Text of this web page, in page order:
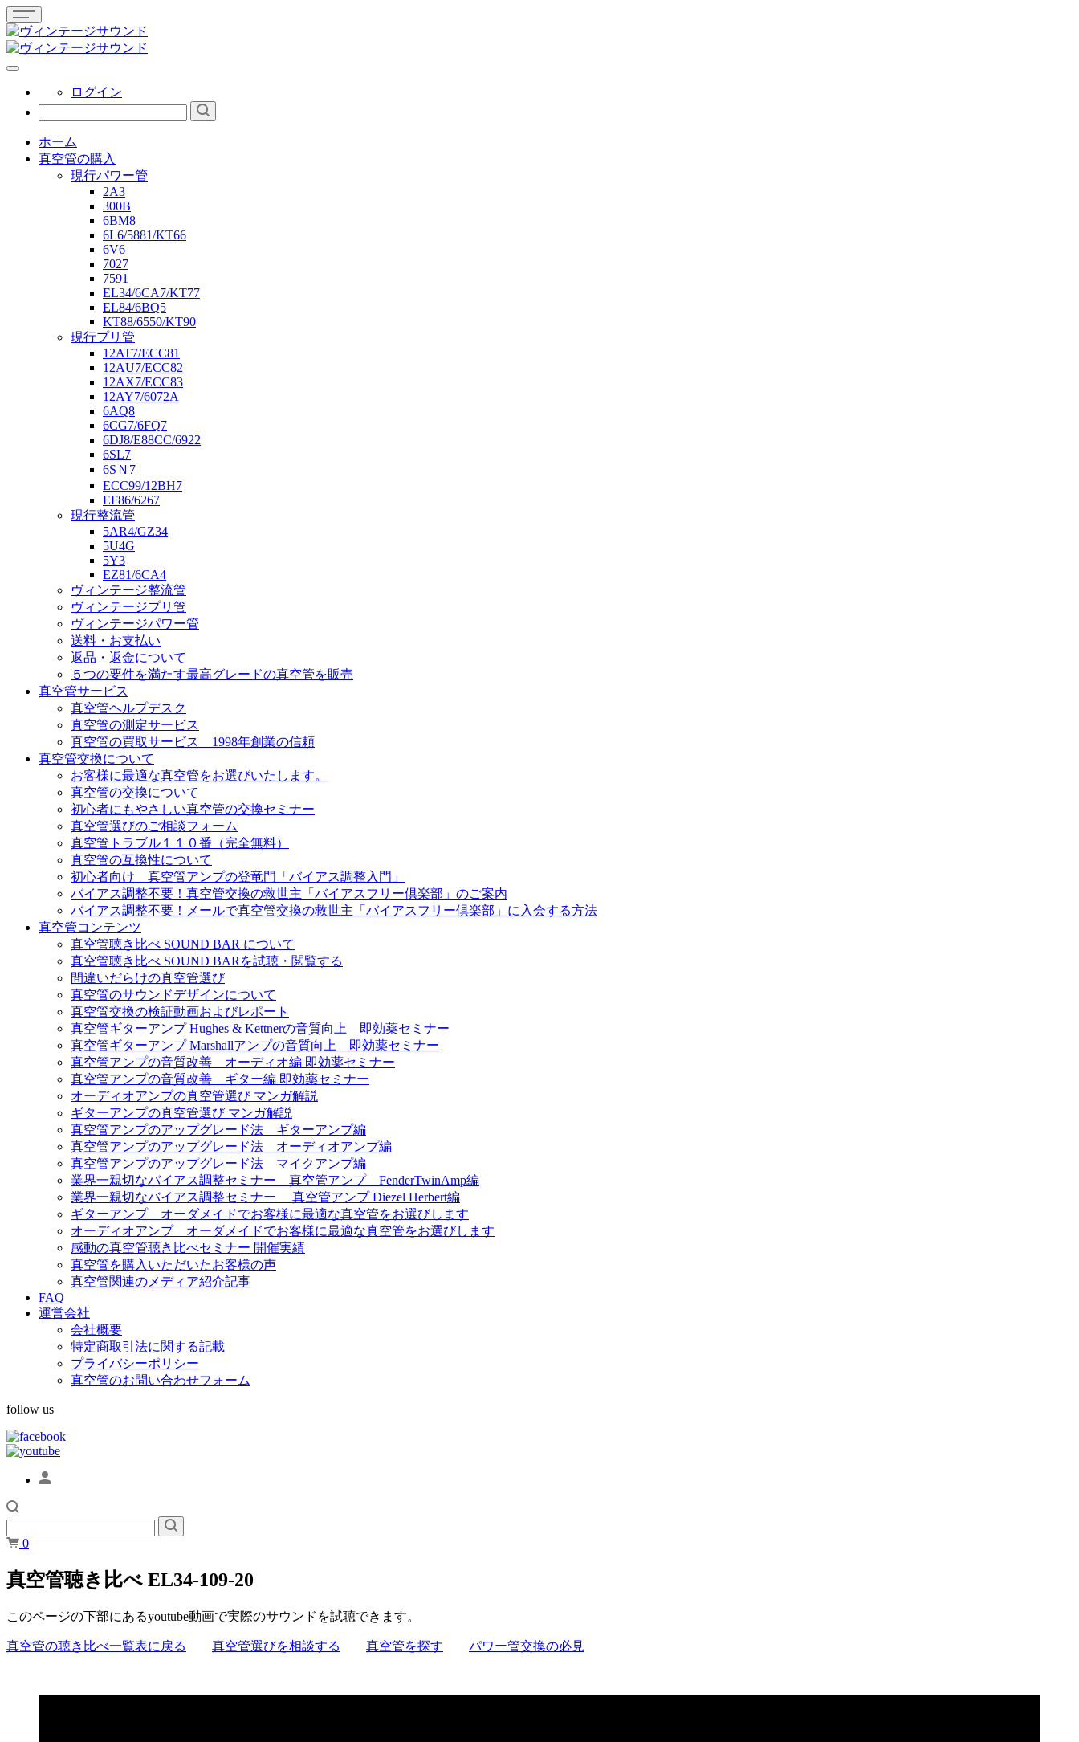
ログイン
ホーム
真空管の購入
現行パワー管
2A3
300B
6BM8
6L6/5881/KT66
6V6
7027
7591
EL34/6CA7/KT77
EL84/6BQ5
KT88/6550/KT90
現行プリ管
12AT7/ECC81
12AU7/ECC82
12AX7/ECC83
12AY7/6072A
6AQ8
6CG7/6FQ7
6DJ8/E88CC/6922
6SL7
6SＮ7
ECC99/12BH7
EF86/6267
現行整流管
5AR4/GZ34
5U4G
5Y3
EZ81/6CA4
ヴィンテージ整流管
ヴィンテージプリ管
ヴィンテージパワー管
送料・お支払い
返品・返金について
５つの要件を満たす最高グレードの真空管を販売
真空管サービス
真空管ヘルプデスク
真空管の測定サービス
真空管の買取サービス 1998年創業の信頼
真空管交換について
お客様に最適な真空管をお選びいたします。
真空管の交換について
初心者にもやさしい真空管の交換セミナー
真空管選びのご相談フォーム
真空管トラブル１１０番（完全無料）
真空管の互換性について
初心者向け 真空管アンプの登竜門「バイアス調整入門」
バイアス調整不要！真空管交換の救世主「バイアスフリー倶楽部」のご案内
バイアス調整不要！メールで真空管交換の救世主「バイアスフリー倶楽部」に入会する方法
真空管コンテンツ
真空管聴き比べ SOUND BAR について
真空管聴き比べ SOUND BARを試聴・閲覧する
間違いだらけの真空管選び
真空管のサウンドデザインについて
真空管交換の検証動画およびレポート
真空管ギターアンプ Hughes & Kettnerの音質向上 即効薬セミナー
真空管ギターアンプ Marshallアンプの音質向上 即効薬セミナー
真空管アンプの音質改善 オーディオ編 即効薬セミナー
真空管アンプの音質改善 ギター編 即効薬セミナー
オーディオアンプの真空管選び マンガ解説
ギターアンプの真空管選び マンガ解説
真空管アンプのアップグレード法 ギターアンプ編
真空管アンプのアップグレード法 オーディオアンプ編
真空管アンプのアップグレード法 マイクアンプ編
業界一親切なバイアス調整セミナー 真空管アンプ FenderTwinAmp編
業界一親切なバイアス調整セミナー 真空管アンプ Diezel Herbert編
ギターアンプ オーダメイドでお客様に最適な真空管をお選びします
オーディオアンプ オーダメイドでお客様に最適な真空管をお選びします
感動の真空管聴き比べセミナー 開催実績
真空管を購入いただいたお客様の声
真空管関連のメディア紹介記事
FAQ
運営会社
会社概要
特定商取引法に関する記載
プライバシーポリシー
真空管のお問い合わせフォーム
follow us
0
真空管聴き比べ EL34-109-20
このページの下部にあるyoutube動画で実際のサウンドを試聴できます。
真空管の聴き比べ一覧表に戻る 真空管選びを相談する 真空管を探す パワー管交換の必見